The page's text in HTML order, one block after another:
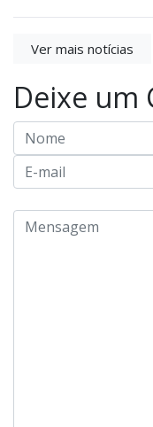
Ver mais notícias
Deixe um